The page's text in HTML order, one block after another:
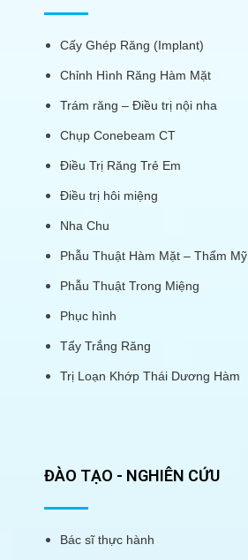
Cấy Ghép Răng (Implant)
Chỉnh Hình Răng Hàm Mặt
Trám răng – Điều trị nội nha
Chụp Conebeam CT
Điều Trị Răng Trẻ Em
Điều trị hôi miệng
Nha Chu
Phẫu Thuật Hàm Mặt – Thẩm Mỹ
Phẫu Thuật Trong Miệng
Phục hình
Tẩy Trắng Răng
Trị Loạn Khớp Thái Dương Hàm
ĐÀO TẠO - NGHIÊN CỨU
Bác sĩ thực hành